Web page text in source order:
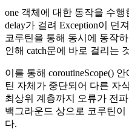
one 객체에 대한 동작을 수
delay가 걸려 Exception이 던
코루틴을 통해 동시에 동작
인해 catch문에 바로 걸리는
이를 통해 coroutineScope()
틴 자체가 중단되어 다른 자
최상위 계층까지 오류가 전
백그라운드 상으로 코루틴
다.